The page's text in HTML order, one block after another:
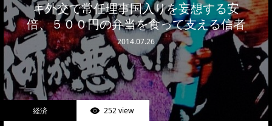
キ外交で常任理事国入りを妄想する安
倍、５００円の弁当を食って支える信者
2014.07.26
経済 252 view
ライフハック
サイトマップ
about